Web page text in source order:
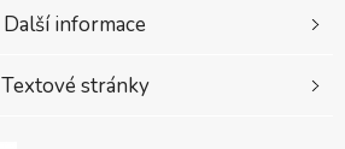
Další informace
Textové stránky